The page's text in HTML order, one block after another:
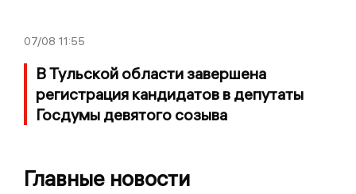
07/08 11:55
В Тульской области завершена
регистрация кандидатов в депутаты
Госдумы девятого созыва
Главные новости